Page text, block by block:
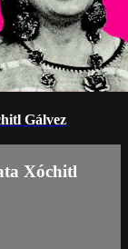
Gálvez
Xóchitl